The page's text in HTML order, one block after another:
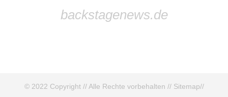
backstagenews.de
© 2022 Copyright // Alle Rechte vorbehalten // Sitemap//